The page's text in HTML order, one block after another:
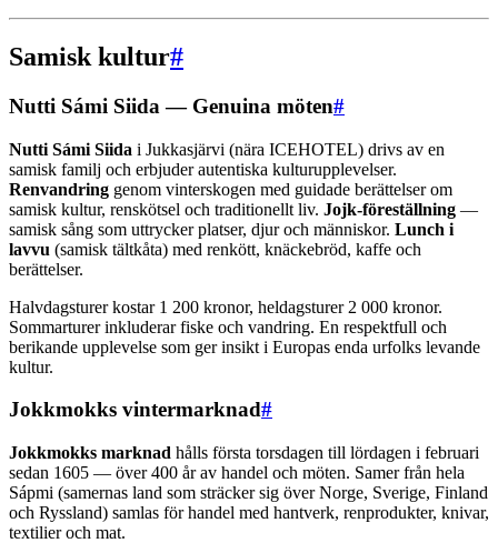
Samisk kultur#
Nutti Sámi Siida — Genuina möten#
Nutti Sámi Siida i Jukkasjärvi (nära ICEHOTEL) drivs av en
samisk familj och erbjuder autentiska kulturupplevelser.
Renvandring genom vinterskogen med guidade berättelser om
samisk kultur, renskötsel och traditionellt liv. Jojk-föreställning —
samisk sång som uttrycker platser, djur och människor. Lunch i
lavvu (samisk tältkåta) med renkött, knäckebröd, kaffe och
berättelser.
Halvdagsturer kostar 1 200 kronor, heldagsturer 2 000 kronor.
Sommarturer inkluderar fiske och vandring. En respektfull och
berikande upplevelse som ger insikt i Europas enda urfolks levande
kultur.
Jokkmokks vintermarknad#
Jokkmokks marknad hålls första torsdagen till lördagen i februari
sedan 1605 — över 400 år av handel och möten. Samer från hela
Sápmi (samernas land som sträcker sig över Norge, Sverige, Finland
och Ryssland) samlas för handel med hantverk, renprodukter, knivar,
textilier och mat.